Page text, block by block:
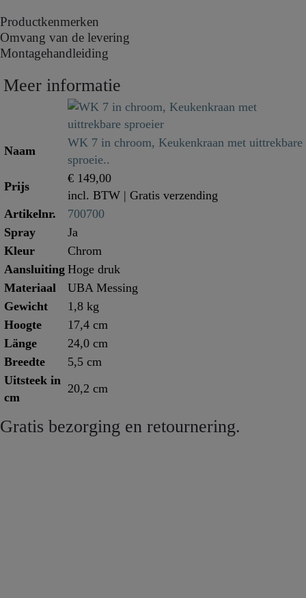
Productkenmerken
Omvang van de levering
Montagehandleiding
Meer informatie
Naam
WK 7 in chroom, Keukenkraan met uittrekbare
sproeie..
Prijs
€ 149,00
incl. BTW | Gratis verzending
Artikelnr.
700700
Spray
Ja
Kleur
Chrom
Aansluiting Hoge druk
Materiaal
UBA Messing
Gewicht
1,8 kg
Hoogte
17,4 cm
Länge
24,0 cm
Breedte
5,5 cm
Uitsteek in
cm
20,2 cm
Gratis bezorging en retournering.